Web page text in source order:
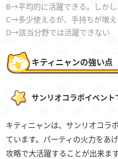
B→平均的に活躍できる。しか
C→多少使えるが、手持ちが増
D→該当分野では活躍できない
キティニャンの強い点
サンリオコラボイベント
キティニャンは、サンリオコラ
ています。パーティの火力をあ
攻略で大活躍することが出来ます